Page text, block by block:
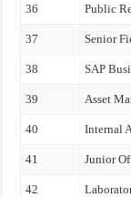
36 Public
37 Senior
38 SAP
39 Asset
40 Internal
41 Junior
42